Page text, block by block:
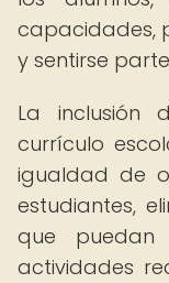
capacidades,
y sentirse
La inclusión
currículo
igualdad de
estudiantes,
que puedan
actividades